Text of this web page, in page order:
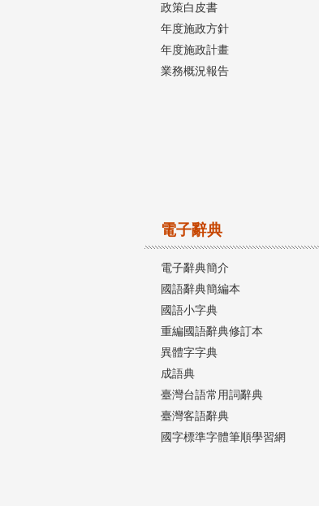
政策白皮書
年度施政方針
年度施政計畫
業務概況報告
電子辭典
電子辭典簡介
國語辭典簡編本
國語小字典
重編國語辭典修訂本
異體字字典
成語典
臺灣台語常用詞辭典
臺灣客語辭典
國字標準字體筆順學習網